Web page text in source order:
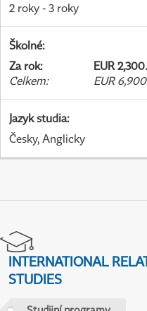
2 roky - 3 roky
Školné:
Za rok:
EUR
Celkem: EUR
Jazyk studia:
Česky, Anglicky
INTERNATIONAL
STUDIES